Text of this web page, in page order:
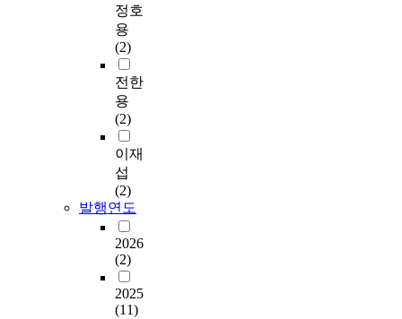
정호
용
(2)
전한
용
(2)
이재
섭
(2)
발행연도
2026
(2)
2025
(11)